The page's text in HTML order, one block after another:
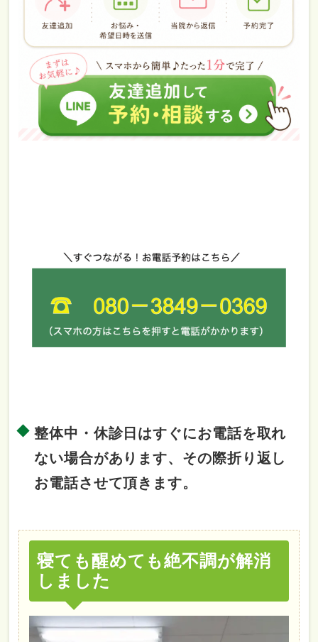
整体中・休診日はすぐにお電話を取れ
ない場合があります、その際折り返し
お電話させて頂きます。
寝ても醒めても絶不調が解消
しました